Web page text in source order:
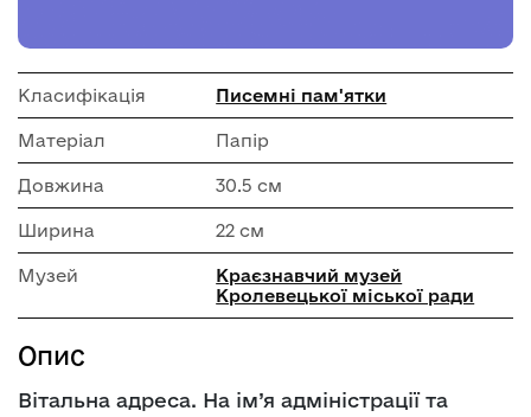
Класифікація Писемні пам'ятки
Матеріал Папір
Довжина 30.5 см
Ширина 22 см
Музей
Краєзнавчий музей
Кролевецької міської ради
Опис
Вітальна адреса. На ім’я адміністрації та